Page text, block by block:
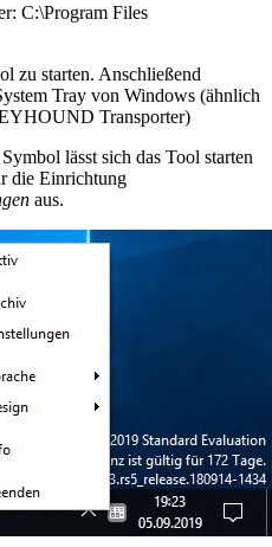
C:\Program Files
zu starten. Anschließend
Tray von Windows (ähnlich
Transporter)
lässt sich das Tool starten
die Einrichtung
aus.